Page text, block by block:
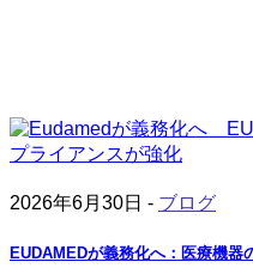
2026年6月30日 - ブログ
EUDAMEDが義務化へ：医療機